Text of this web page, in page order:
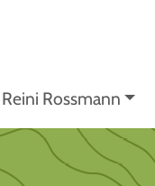
Reini Rossmann